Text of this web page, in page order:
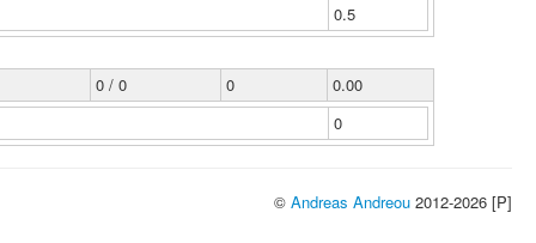
0.5
0 / 0 0
0.00
0
© Andreas Andreou 2012-2026 [P]